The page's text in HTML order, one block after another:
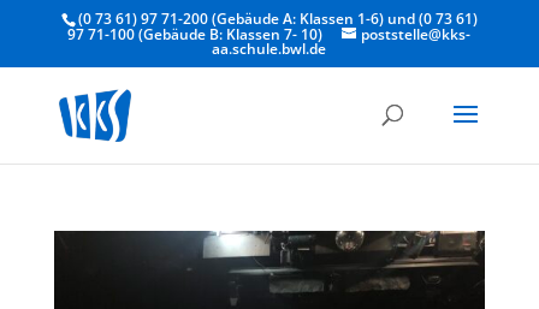
(0 73 61) 97 71-200 (Gebäude A: Klassen 1-6) und (0 73 61)
97 71-100 (Gebäude B: Klassen 7- 10) poststelle@kks-
aa.schule.bwl.de